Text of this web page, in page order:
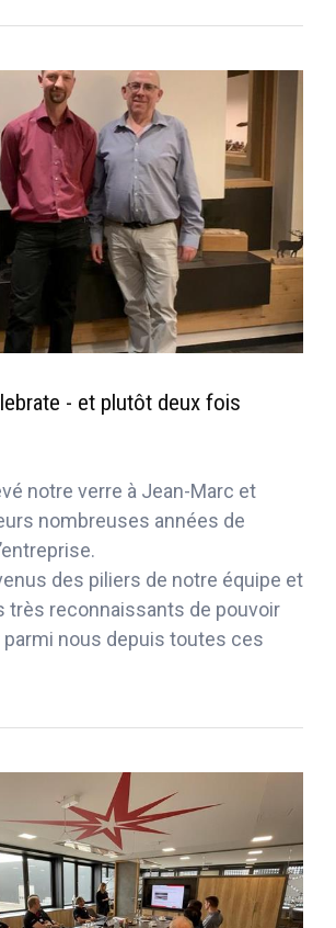
- et plutôt deux fois
notre verre à Jean-Marc et
nombreuses années de
des piliers de notre équipe et
très reconnaissants de pouvoir
nous depuis toutes ces